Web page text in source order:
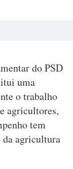
do PSD
uma
o trabalho
agricultores,
tem
da agricultura